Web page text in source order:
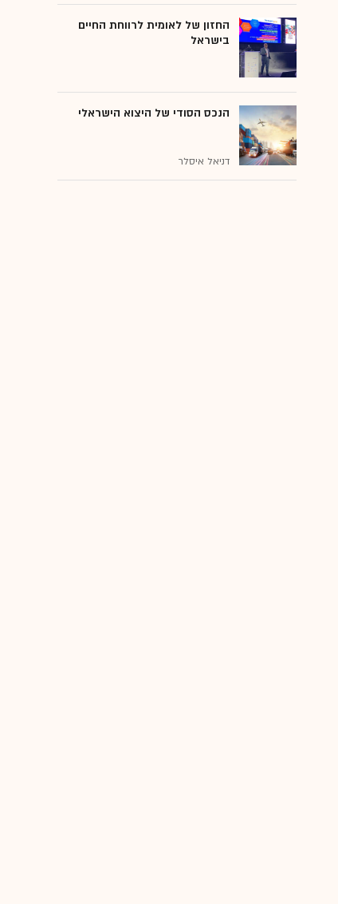
החזון של לאומית לרווחת החיים
בישראל
הנכס הסודי של היצוא הישראלי
דניאל איסלר